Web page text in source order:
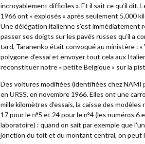
incroyablement difficiles ». Et il sait ce qu’il dit.
1966 ont « explosés » après seulement 5,000
Une délégation italienne s’est immédiatement
passer ses doigts sur les pavés russes qu’il a
tard, Taranenko était convoqué au ministère :
polygone d’essai et envoyer tout cela aux
reconstituer notre « petite Belgique » sur la
Des voitures modifiées (identifiées chez NAMI
en URSS, en novembre 1966. Elles ont une
mille kilomètres d’essais, la caisse des
17 pour le n°5 et 24 pour le n°4 (les numéros
laboratoire) : quand on sait par exemple que
jonction du toit et du montant central, on peut